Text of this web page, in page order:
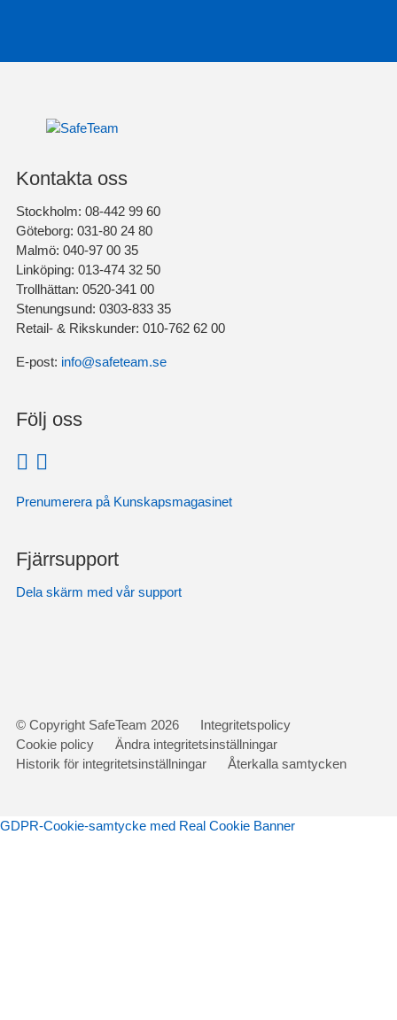
Kontakta oss
Stockholm: 08-442 99 60
Göteborg: 031-80 24 80
Malmö: 040-97 00 35
Linköping: 013-474 32 50
Trollhättan: 0520-341 00
Stenungsund: 0303-833 35
Retail- & Rikskunder: 010-762 62 00
E-post: info@safeteam.se
Följ oss
Prenumerera på Kunskapsmagasinet
Fjärrsupport
Dela skärm med vår support
Gå
vidare
till
© Copyright SafeTeam 2026
Integritetspolicy
Cookie policy
Ändra integritetsinställningar
Historik för integritetsinställningar
Återkalla samtycken
GDPR-Cookie-samtycke med Real Cookie Banner